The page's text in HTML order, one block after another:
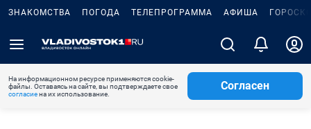
ЗНАКОМСТВА ПОГОДА ТЕЛЕПРОГРАММА АФИША
На информационном ресурсе применяются cookie-
файлы. Оставаясь на сайте, вы подтверждаете свое
согласиена их использование.
Согласен